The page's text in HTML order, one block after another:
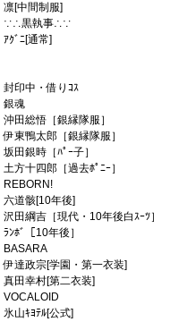
凛[中間制服]
∵∴黒執事∴∵
ｱｸﾞﾆ[通常]
封印中・借りｺｽ
銀魂
沖田総悟［銀縁隊服］
伊東鴨太郎［銀縁隊服］
坂田銀時［ﾊﾟｰ子］
土方十四郎［過去ﾎﾟﾆｰ］
REBORN!
六道骸[10年後]
沢田綱吉［現代・10年後白ｽｰﾂ］
ﾗﾝﾎﾞ［10年後］
BASARA
伊達政宗[学園・第一衣装]
真田幸村[第二衣装]
VOCALOID
氷山ｷﾖﾃﾙ[公式]